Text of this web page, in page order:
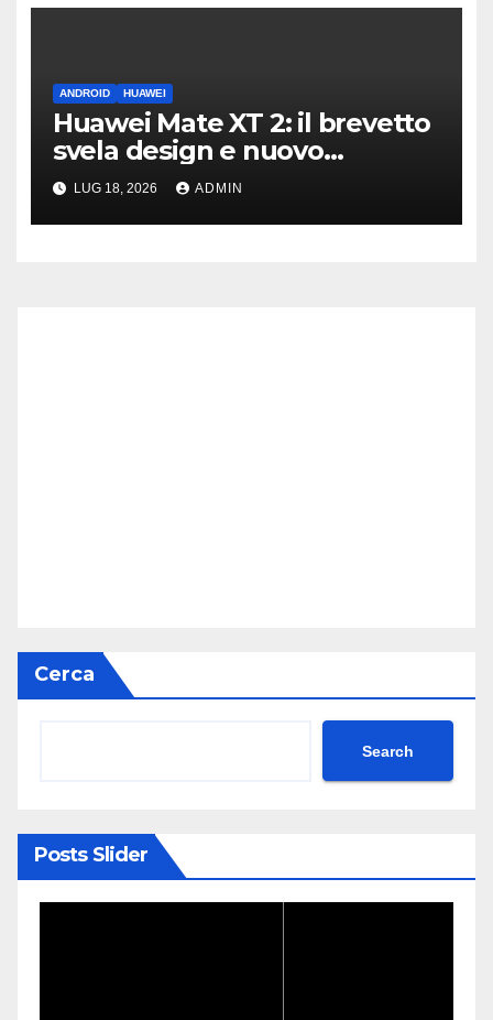
ANDROID HUAWEI
Huawei Mate XT 2: il brevetto
svela design e nuovo
meccanismo di piegatura
LUG 18, 2026 ADMIN
Cerca
Search
Posts Slider